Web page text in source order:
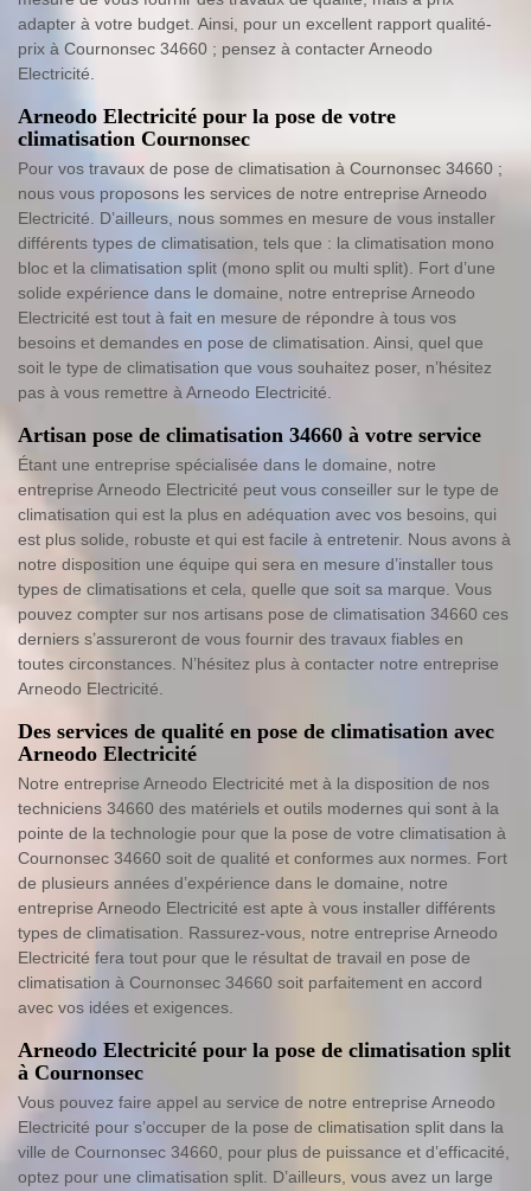
adapter à votre budget. Ainsi, pour un excellent rapport qualité-
prix à Cournonsec 34660 ; pensez à contacter Arneodo
Electricité.
Arneodo Electricité pour la pose de votre
climatisation Cournonsec
Pour vos travaux de pose de climatisation à Cournonsec 34660 ;
nous vous proposons les services de notre entreprise Arneodo
Electricité. D’ailleurs, nous sommes en mesure de vous installer
différents types de climatisation, tels que : la climatisation mono
bloc et la climatisation split (mono split ou multi split). Fort d’une
solide expérience dans le domaine, notre entreprise Arneodo
Electricité est tout à fait en mesure de répondre à tous vos
besoins et demandes en pose de climatisation. Ainsi, quel que
soit le type de climatisation que vous souhaitez poser, n’hésitez
pas à vous remettre à Arneodo Electricité.
Artisan pose de climatisation 34660 à votre service
Étant une entreprise spécialisée dans le domaine, notre
entreprise Arneodo Electricité peut vous conseiller sur le type de
climatisation qui est la plus en adéquation avec vos besoins, qui
est plus solide, robuste et qui est facile à entretenir. Nous avons à
notre disposition une équipe qui sera en mesure d’installer tous
types de climatisations et cela, quelle que soit sa marque. Vous
pouvez compter sur nos artisans pose de climatisation 34660 ces
derniers s’assureront de vous fournir des travaux fiables en
toutes circonstances. N’hésitez plus à contacter notre entreprise
Arneodo Electricité.
Des services de qualité en pose de climatisation avec
Arneodo Electricité
Notre entreprise Arneodo Electricité met à la disposition de nos
techniciens 34660 des matériels et outils modernes qui sont à la
pointe de la technologie pour que la pose de votre climatisation à
Cournonsec 34660 soit de qualité et conformes aux normes. Fort
de plusieurs années d’expérience dans le domaine, notre
entreprise Arneodo Electricité est apte à vous installer différents
types de climatisation. Rassurez-vous, notre entreprise Arneodo
Electricité fera tout pour que le résultat de travail en pose de
climatisation à Cournonsec 34660 soit parfaitement en accord
avec vos idées et exigences.
Arneodo Electricité pour la pose de climatisation split
à Cournonsec
Vous pouvez faire appel au service de notre entreprise Arneodo
Electricité pour s’occuper de la pose de climatisation split dans la
ville de Cournonsec 34660, pour plus de puissance et d’efficacité,
optez pour une climatisation split. D’ailleurs, vous avez un large